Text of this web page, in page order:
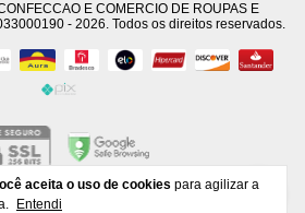
aceita o uso de cookies para agilizar a
Entendi
E COMERCIO DE ROUPAS E
- 2026. Todos os direitos reservados.